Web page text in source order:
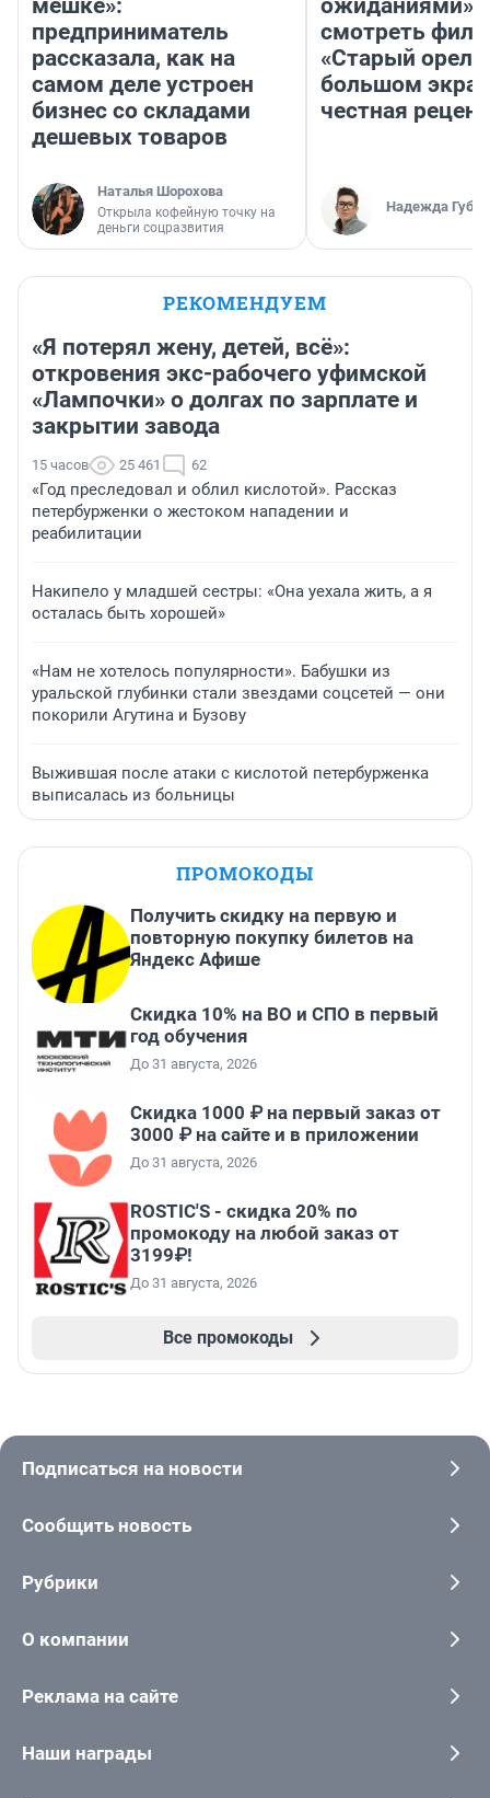
мешке»:
предприниматель
рассказала, как на
самом деле устроен
бизнес со складами
дешевых товаров
Наталья Шорохова
Открыла кофейную точку на
деньги соцразвития
ожиданиями»:
смотреть
«Старый орел»
большом
честная
Надежда
РЕКОМЕНДУЕМ
«Я потерял жену, детей, всё»:
откровения экс-рабочего уфимской
«Лампочки» о долгах по зарплате и
закрытии завода
15 часов 25 461 62
«Год преследовал и облил кислотой». Рассказ
петербурженки о жестоком нападении и
реабилитации
Накипело у младшей сестры: «Она уехала жить, а я
осталась быть хорошей»
«Нам не хотелось популярности». Бабушки из
уральской глубинки стали звездами соцсетей — они
покорили Агутина и Бузову
Выжившая после атаки с кислотой петербурженка
выписалась из больницы
ПРОМОКОДЫ
Получить скидку на первую и
повторную покупку билетов на
Яндекс Афише
Скидка 10% на ВО и СПО в первый
год обучения
До 31 августа, 2026
Скидка 1000 ₽ на первый заказ от
3000 ₽ на сайте и в приложении
До 31 августа, 2026
ROSTIC'S - скидка 20% по
промокоду на любой заказ от
3199₽!
До 31 августа, 2026
Все промокоды
Подписаться на новости
Сообщить новость
Рубрики
О компании
Реклама на сайте
Наши награды